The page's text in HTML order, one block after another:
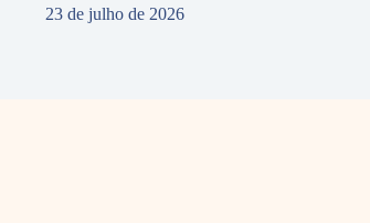
23 de julho de 2026